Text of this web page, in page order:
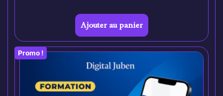
Ajouter au panier
Promo !